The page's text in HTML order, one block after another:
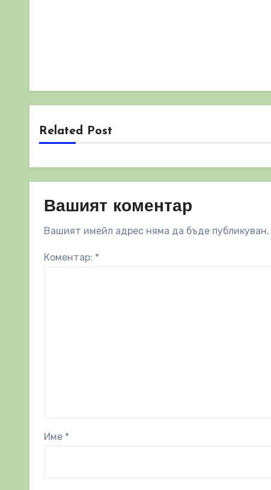
Related Post
Вашият коментар
Вашият имейл адрес няма да бъде публикуван.
Коментар: *
Име *